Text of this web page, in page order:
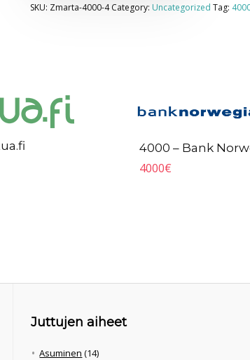
SKU: Zmarta-4000-4 Category: Uncategorized Tag:
4000 – Bank
4000€
Juttujen aiheet
Asuminen (14)